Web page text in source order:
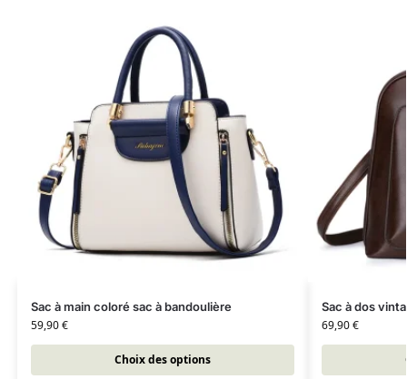
Sac à main coloré sac à bandoulière
59,90€
Choix des options
Sac à dos
69,90€